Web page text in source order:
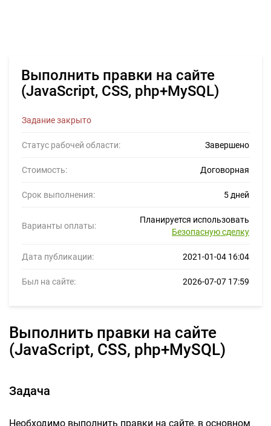
Выполнить правки на сайте
(JavaScript, CSS, php+MySQL)
Задание закрыто
Статус рабочей области: Завершено
Стоимость: Договорная
Срок выполнения: 5 дней
Варианты оплаты:
Планируется использовать
Безопасную сделку
Дата публикации: 2021-01-04 16:04
Был на сайте: 2026-07-07 17:59
Выполнить правки на сайте
(JavaScript, CSS, php+MySQL)
Задача
Необходимо выполнить правки на сайте, в основном